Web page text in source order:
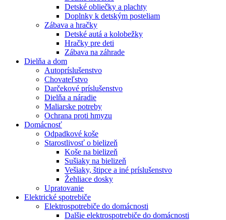
Detské obliečky a plachty
Doplnky k detským posteliam
Zábava a hračky
Detské autá a kolobežky
Hračky pre deti
Zábava na záhrade
Dielňa a dom
Autopríslušenstvo
Chovateľstvo
Darčekové príslušenstvo
Dielňa a náradie
Maliarske potreby
Ochrana proti hmyzu
Domácnosť
Odpadkové koše
Starostlivosť o bielizeň
Koše na bielizeň
Sušiaky na bielizeň
Vešiaky, štipce a iné príslušenstvo
Žehliace dosky
Upratovanie
Elektrické spotrebiče
Elektrospotrebiče do domácnosti
Dalšie elektrospotrebiče do domácnosti